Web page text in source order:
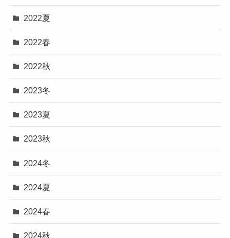
2022夏
2022春
2022秋
2023冬
2023夏
2023秋
2024冬
2024夏
2024春
2024秋